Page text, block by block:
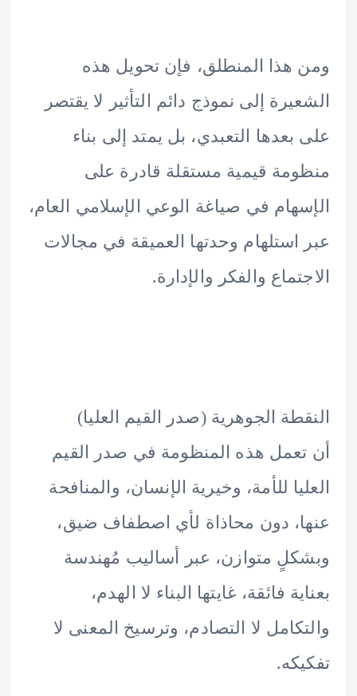
هذا المنطلق، فإن تحويل هذه
إلى نموذج دائم التأثير لا يقتصر
التعبدي، بل يمتد إلى بناء
قيمية مستقلة قادرة على
في صياغة الوعي الإسلامي العام،
وحدتها العميقة في مجالات
والفكر والإدارة.
الجوهرية (صدر القيم العليا)
هذه المنظومة في صدر القيم
للأمة، وخيرية الإنسان، والمنافحة
دون محاذاة لأي اصطفاف ضيق،
متوازن، عبر أساليب مُهندسة
فائقة، غايتها البناء لا الهدم،
لا التصادم، وترسيخ المعنى لا